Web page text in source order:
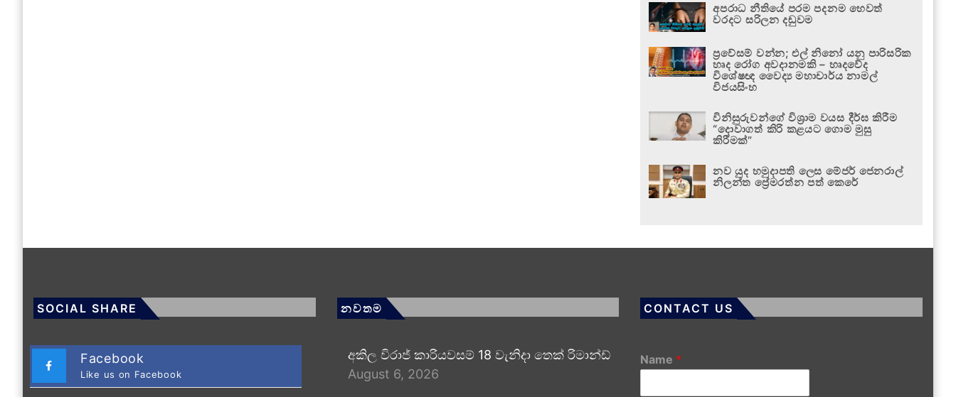
අපරාධ නීතියේ පරම පදනම හෙවත්
වරදට සරිලන දඬුවම
ප්‍රවේසම් වන්න; එල් නිනෝ යනු පාරිසරික
හෘද රෝග අවදානමකි – හෘදවේද
විශේෂඥ වෛද්‍ය මහාචාර්ය නාමල්
විජයසිංහ
විනිසුරුවන්ගේ විශ්‍රාම වයස දීර්ඝ කිරීම
“දොවාගත් කිරි කළයට ගොම මුසු
කිරීමක්”
නව යුද හමුදාපති ලෙස මේජර් ජෙනරාල්
නිලන්ත ප්‍රේමරත්න පත් කෙරේ
SOCIAL SHARE
Facebook
Like us on Facebook
නවතම
අකිල විරාජ් කාරියවසම් 18 වැනිදා තෙක් රිමාන්ඩ්
August 6, 2026
CONTACT US
Name *